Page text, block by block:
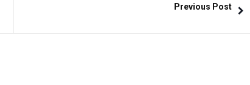
Previous Post